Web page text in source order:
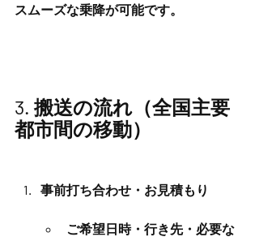
スムーズな乗降が可能です。
3. 搬送の流れ（全国主要
都市間の移動）
事前打ち合わせ・お見積もり
ご希望日時・行き先・必要な